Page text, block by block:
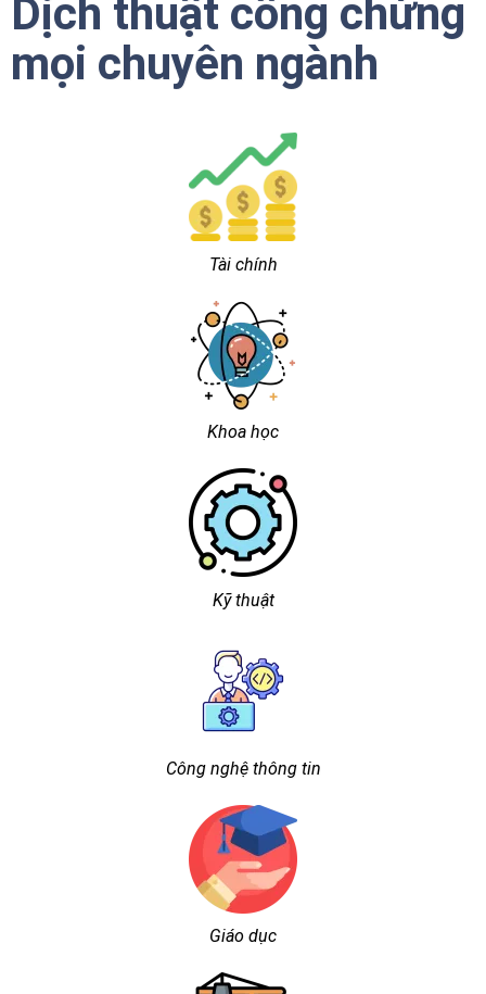
Dịch thuật công chứng
mọi chuyên ngành
Tài chính
Khoa học
Kỹ thuật
Công nghệ thông tin
Giáo dục